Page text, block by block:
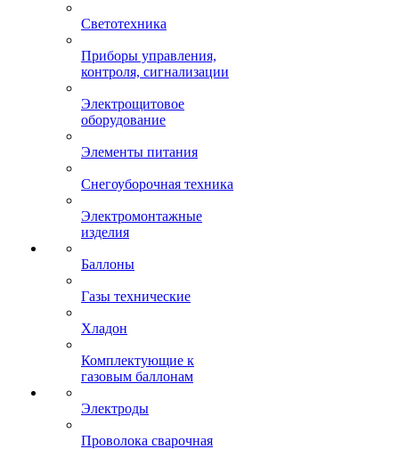
Светотехника
Приборы управления,
контроля, сигнализации
Электрощитовое
оборудование
Элементы питания
Снегоуборочная техника
Электромонтажные
изделия
Баллоны
Газы технические
Хладон
Комплектующие к
газовым баллонам
Электроды
Проволока сварочная